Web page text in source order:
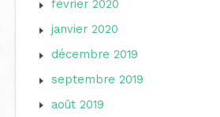
février 2020
janvier 2020
décembre 2019
septembre 2019
août 2019